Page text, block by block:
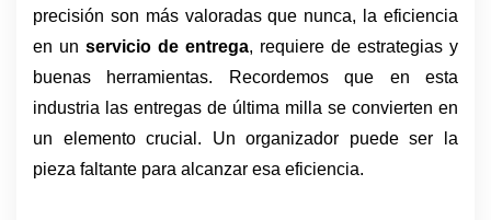
precisión son más valoradas que nunca, la eficiencia
en un servicio de entrega, requiere de estrategias y
buenas herramientas. Recordemos que en esta
industria las entregas de última milla se convierten en
un elemento crucial. Un organizador puede ser la
pieza faltante para alcanzar esa eficiencia.